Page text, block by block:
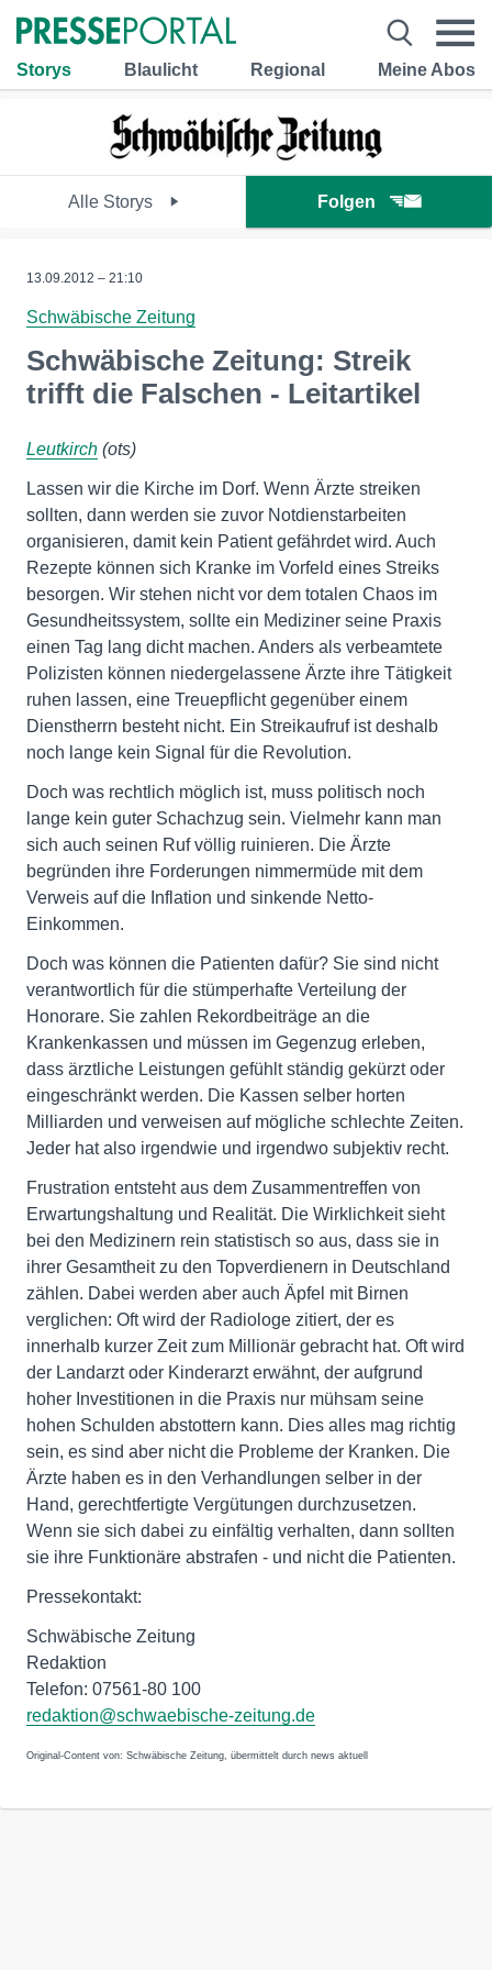
Storys Blaulicht Regional Meine Abos
Alle Storys Folgen
13.09.2012 – 21:10
Schwäbische Zeitung
Schwäbische Zeitung: Streik
trifft die Falschen - Leitartikel
Leutkirch (ots)
Lassen wir die Kirche im Dorf. Wenn Ärzte streiken
sollten, dann werden sie zuvor Notdienstarbeiten
organisieren, damit kein Patient gefährdet wird. Auch
Rezepte können sich Kranke im Vorfeld eines Streiks
besorgen. Wir stehen nicht vor dem totalen Chaos im
Gesundheitssystem, sollte ein Mediziner seine Praxis
einen Tag lang dicht machen. Anders als verbeamtete
Polizisten können niedergelassene Ärzte ihre Tätigkeit
ruhen lassen, eine Treuepflicht gegenüber einem
Dienstherrn besteht nicht. Ein Streikaufruf ist deshalb
noch lange kein Signal für die Revolution.
Doch was rechtlich möglich ist, muss politisch noch
lange kein guter Schachzug sein. Vielmehr kann man
sich auch seinen Ruf völlig ruinieren. Die Ärzte
begründen ihre Forderungen nimmermüde mit dem
Verweis auf die Inflation und sinkende Netto-
Einkommen.
Doch was können die Patienten dafür? Sie sind nicht
verantwortlich für die stümperhafte Verteilung der
Honorare. Sie zahlen Rekordbeiträge an die
Krankenkassen und müssen im Gegenzug erleben,
dass ärztliche Leistungen gefühlt ständig gekürzt oder
eingeschränkt werden. Die Kassen selber horten
Milliarden und verweisen auf mögliche schlechte Zeiten.
Jeder hat also irgendwie und irgendwo subjektiv recht.
Frustration entsteht aus dem Zusammentreffen von
Erwartungshaltung und Realität. Die Wirklichkeit sieht
bei den Medizinern rein statistisch so aus, dass sie in
ihrer Gesamtheit zu den Topverdienern in Deutschland
zählen. Dabei werden aber auch Äpfel mit Birnen
verglichen: Oft wird der Radiologe zitiert, der es
innerhalb kurzer Zeit zum Millionär gebracht hat. Oft wird
der Landarzt oder Kinderarzt erwähnt, der aufgrund
hoher Investitionen in die Praxis nur mühsam seine
hohen Schulden abstottern kann. Dies alles mag richtig
sein, es sind aber nicht die Probleme der Kranken. Die
Ärzte haben es in den Verhandlungen selber in der
Hand, gerechtfertigte Vergütungen durchzusetzen.
Wenn sie sich dabei zu einfältig verhalten, dann sollten
sie ihre Funktionäre abstrafen - und nicht die Patienten.
Pressekontakt:
Schwäbische Zeitung
Redaktion
Telefon: 07561-80 100
redaktion@schwaebische-zeitung.de
Original-Content von: Schwäbische Zeitung, übermittelt durch news aktuell